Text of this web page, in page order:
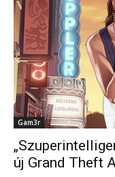
Gam3r
új Grand Theft